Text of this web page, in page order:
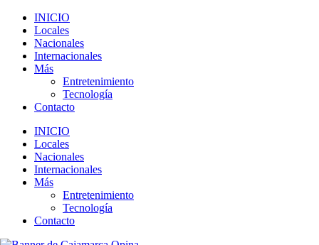
INICIO
Locales
Nacionales
Internacionales
Más
Entretenimiento
Tecnología
Contacto
INICIO
Locales
Nacionales
Internacionales
Más
Entretenimiento
Tecnología
Contacto